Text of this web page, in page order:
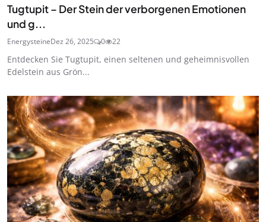
Tugtupit – Der Stein der verborgenen Emotionen
und g...
EnergysteineDez 26, 2025 0 22
Entdecken Sie Tugtupit, einen seltenen und geheimnisvollen
Edelstein aus Grön...